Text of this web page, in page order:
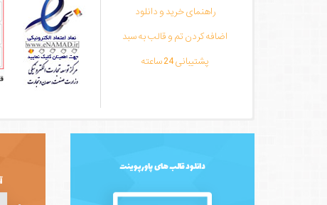
راهنمای خرید و دانلود
اضافه کردن تم و قالب به سبد
پشتیبانی 24 ساعته
دانلود قالب های پاورپوینت